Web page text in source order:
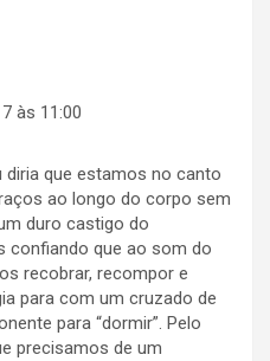
às 11:00
diria que estamos no canto
ao longo do corpo sem
duro castigo do
confiando que ao som do
recobrar, recompor e
para com um cruzado de
para “dormir”. Pelo
precisamos de um